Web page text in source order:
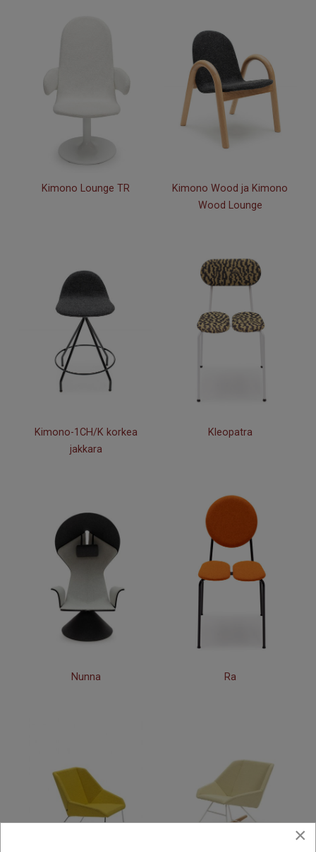
Kimono Lounge TR
Kimono Wood ja Kimono
Wood Lounge
Kimono-1CH/K korkea
jakkara
Kleopatra
Nunna Ra
×